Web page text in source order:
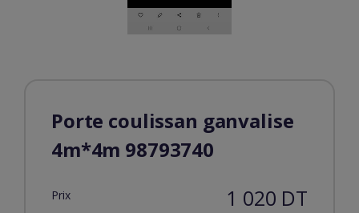
Porte coulissan ganvalise
4m*4m 98793740
Prix 1 020 DT